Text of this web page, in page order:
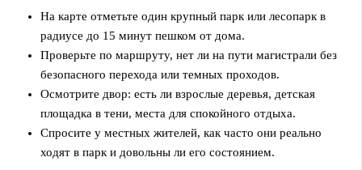
На карте отметьте один крупный парк или лесопарк в
радиусе до 15 минут пешком от дома.
Проверьте по маршруту, нет ли на пути магистрали без
безопасного перехода или темных проходов.
Осмотрите двор: есть ли взрослые деревья, детская
площадка в тени, места для спокойного отдыха.
Спросите у местных жителей, как часто они реально
ходят в парк и довольны ли его состоянием.